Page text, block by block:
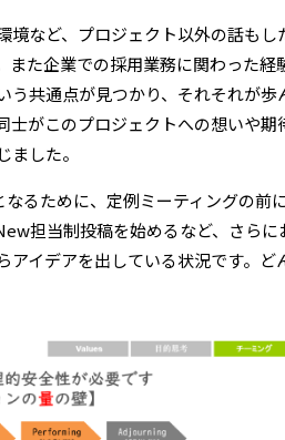
など、プロジェクト以外の話もし
た企業での採用業務に関わった経
共通点が見つかり、それそれが歩
がこのプロジェクトへの想いや期
した。
るために、定例ミーティングの前
担当制投稿を始めるなど、さらに
イデアを出している状況です。ど